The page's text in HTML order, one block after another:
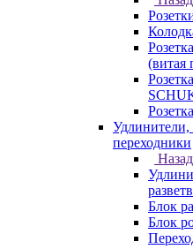
(витая
Удлинители,
переходники
Назад
Блок
Блок